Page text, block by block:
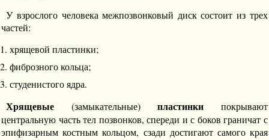
У взрослого человека межпозвонковый диск состоит из трех
частей:
хрящевой пластинки;
фиброзного кольца;
студенистого ядра.
Хрящевые (замыкательные)пластинки покрывают
центральную часть тел позвонков, спереди и с боков граничат с
эпифизарным костным кольцом, сзади достигают самого края